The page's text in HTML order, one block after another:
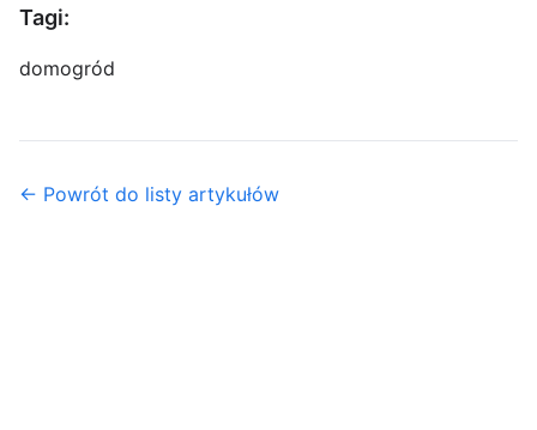
Tagi:
domogród
← Powrót do listy artykułów